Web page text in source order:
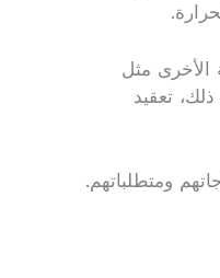
الأخرى مثل
تعقيد
ومتطلباتهم.